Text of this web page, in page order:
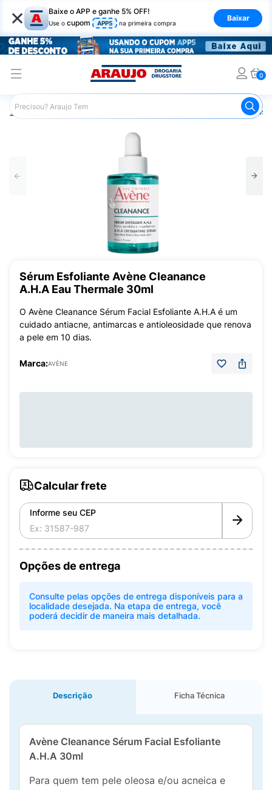
× Baixe o APP e ganhe 5% OFF!
Use o cupom APP5 na primeira compra
Baixar
0
Araujo Dermocosméticos Dermocosméticos para o
Sérum Esfoliante Avène Cleanance
A.H.A Eau Thermale 30ml
O Avène Cleanance Sérum Facial Esfoliante A.H.A é um
cuidado antiacne, antimarcas e antioleosidade que renova
a pele em 10 dias.
Marca:AVÈNE
Calcular frete
Informe seu CEP
Opções de entrega
Consulte pelas opções de entrega disponíveis para a
localidade desejada. Na etapa de entrega, você
poderá decidir de maneira mais detalhada.
Descrição Ficha Técnica
Avène Cleanance Sérum Facial Esfoliante
A.H.A 30ml
Para quem tem pele oleosa e/ou acneica e